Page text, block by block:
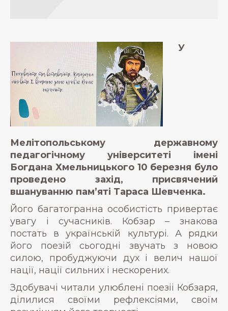
У
Мелітопольському державному
педагогічному університеті імені
Богдана Хмельницького 10 березня було
проведено захід, присвячений
вшануванню пам’яті Тараса Шевченка.
Його багатогранна особистість привертає
увагу і сучасників. Кобзар – знакова
постать в українській культурі. А рядки
його поезій сьогодні звучать з новою
силою, пробуджуючи дух і велич нашої
нації, нації сильних і нескорених.
Здобувачі читали улюблені поезіі Кобзаря,
ділилися своїми рефлексіями, своїм